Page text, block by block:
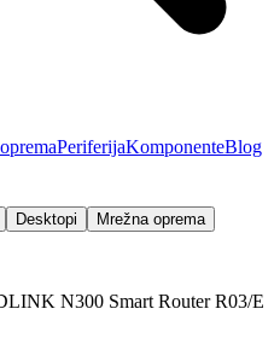
PeriferijaKomponenteBlog
Desktopi
Mrežna oprema
N300 Smart Router R03/E